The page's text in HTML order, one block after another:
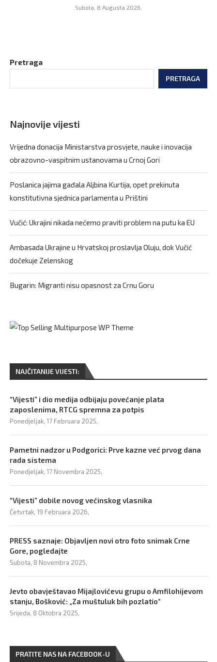
Subota, 8 Augusta 2026,
Pretraga
PRETRAGA
Najnovije vijesti
Vrijedna donacija Ministarstva prosvjete, nauke i inovacija
obrazovno-vaspitnim ustanovama u Crnoj Gori
Poslanica jajima gađala Aljbina Kurtija, opet prekinuta
konstitutivna sjednica parlamenta u Prištini
Vučić: Ukrajini nikada nećemo praviti problem na putu ka EU
Ambasada Ukrajine u Hrvatskoj proslavlja Oluju, dok Vučić
dočekuje Zelenskog
Bugarin: Migranti nisu opasnost za Crnu Goru
NAJČITANIJE VIJESTI:
“Vijesti” i dio medija odbijaju povećanje plata
zaposlenima, RTCG spremna za potpis
Ponedjeljak, 17 Februara 2025,
Pametni nadzor u Podgorici: Prve kazne već prvog dana
rada sistema
Ponedjeljak, 17 Novembra 2025,
“Vijesti” dobile novog većinskog vlasnika
Četvrtak, 19 Februara 2026,
PRESS saznaje: Objavljen novi otro foto snimak Crne
Gore, pogledajte
Subota, 8 Novembra 2025,
Jevto obavještavao Mijajlovićevu grupu o Amfilohijevom
stanju, Bošković: „Za muštuluk bih pozlatio“
Srijeda, 8 Oktobra 2025,
PRATITE NAS NA FACEBOOK-U